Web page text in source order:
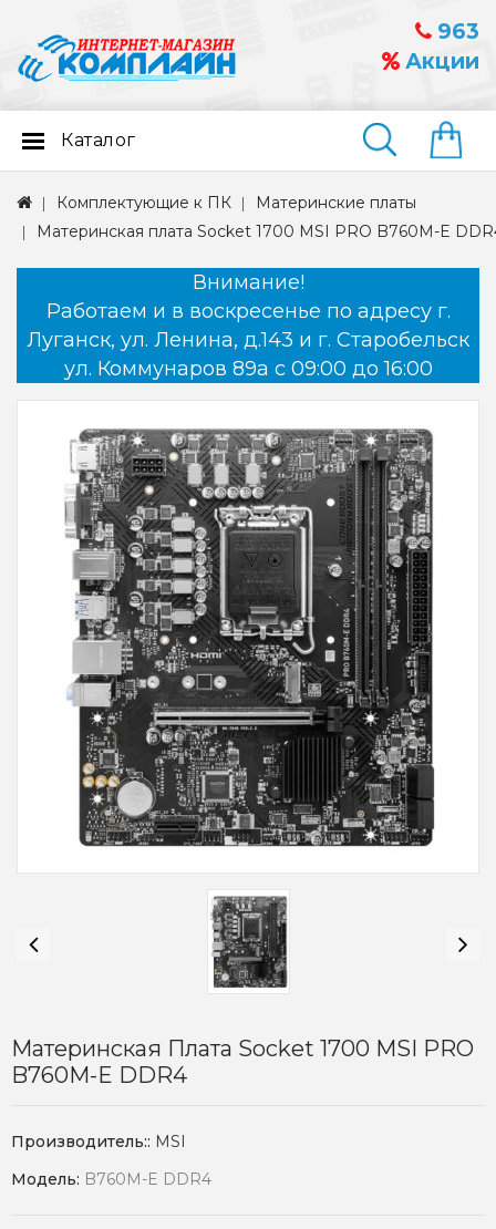
963
Акции
Найти
Каталог
Комплектующие к ПК
Материнские платы
Материнская плата Socket 1700 MSI PRO B760M-E
Внимание!
Работаем и в воскресенье по адресу г.
Луганск, ул. Ленина, д.143 и г. Старобельск
ул. Коммунаров 89а с 09:00 до 16:00
Материнская Плата Socket 1700 MSI PRO
B760M-E DDR4
Производитель:: MSI
Модель: B760M-E DDR4